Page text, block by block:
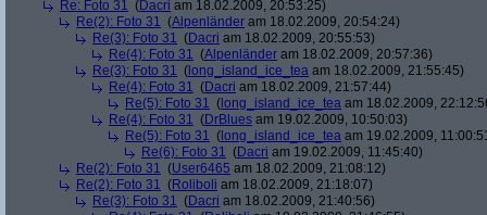
Re: Foto 31 (Dacri am 18.02.2009, 20:53:25)
Re(2): Foto 31 (Alpenländer am 18.02.2009, 20:54:24)
Re(3): Foto 31 (Dacri am 18.02.2009, 20:55:53)
Re(4): Foto 31 (Alpenländer am 18.02.2009, 20:57:36)
Re(3): Foto 31 ( long_island_ice_tea am 18.02.2009, 21:55:45)
Re(4): Foto 31 (Dacri am 18.02.2009, 21:57:44)
Re(5): Foto 31 ( long_island_ice_tea am 18.02.2009,
Re(4): Foto 31 (DrBlues am 19.02.2009, 10:50:03)
Re(5): Foto 31 ( long_island_ice_tea am 19.02.2009,
Re(6): Foto 31 (Dacri am 19.02.2009, 11:45:40)
Re(2): Foto 31 (User6465 am 18.02.2009, 21:08:12)
Re(2): Foto 31 (Roliboli am 18.02.2009, 21:18:07)
Re(3): Foto 31 (Dacri am 18.02.2009, 21:40:56)